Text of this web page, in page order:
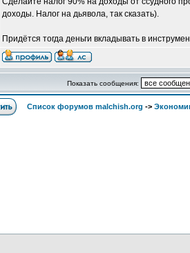
доходы. Налог на дьявола, так сказать).
Придётся тогда деньги вкладывать в
Показать сообщения:
Список форумов malchish.org ->